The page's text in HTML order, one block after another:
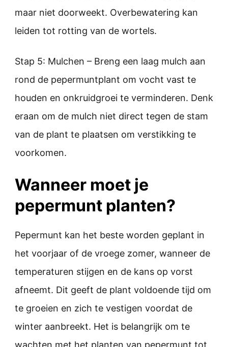
maar niet doorweekt. Overbewatering kan
leiden tot rotting van de wortels.
Stap 5: Mulchen – Breng een laag mulch aan
rond de pepermuntplant om vocht vast te
houden en onkruidgroei te verminderen. Denk
eraan om de mulch niet direct tegen de stam
van de plant te plaatsen om verstikking te
voorkomen.
Wanneer moet je
pepermunt planten?
Pepermunt kan het beste worden geplant in
het voorjaar of de vroege zomer, wanneer de
temperaturen stijgen en de kans op vorst
afneemt. Dit geeft de plant voldoende tijd om
te groeien en zich te vestigen voordat de
winter aanbreekt. Het is belangrijk om te
wachten met het planten van pepermunt tot